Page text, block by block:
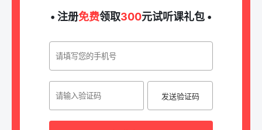
• 注册免费领取300元试听课礼包 •
发送验证码